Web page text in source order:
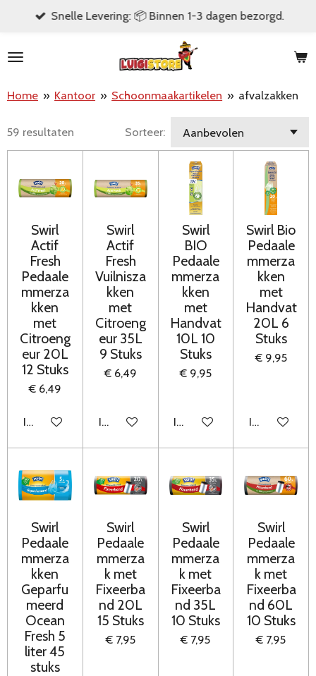
naar
hoofdinhoud
Snelle Levering: 📦 Binnen 1-3 dagen bezorgd.
Home » Kantoor » Schoonmaakartikelen » afvalzakken
59 resultaten Sorteer:
Swirl
Actif
Fresh
Pedaale
mmerza
kken
met
Citroeng
eur 20L
12 Stuks
€ 6,49
In winkelwagen
Swirl
Actif
Fresh
Vuilnisza
kken
met
Citroeng
eur 35L
9 Stuks
€ 6,49
In winkelwagen
Swirl
BIO
Pedaale
mmerza
kken
met
Handvat
10L 10
Stuks
€ 9,95
In winkelwagen
Swirl Bio
Pedaale
mmerza
kken
met
Handvat
20L 6
Stuks
€ 9,95
In
Swirl
Pedaale
mmerza
kken
Geparfu
meerd
Ocean
Fresh 5
liter 45
stuks
Swirl
Pedaale
mmerza
k met
Fixeerba
nd 20L
15 Stuks
€ 7,95
Swirl
Pedaale
mmerza
k met
Fixeerba
nd 35L
10 Stuks
€ 7,95
Swirl
Pedaale
mmerza
k met
Fixeerba
nd 60L
10 Stuks
€ 7,95